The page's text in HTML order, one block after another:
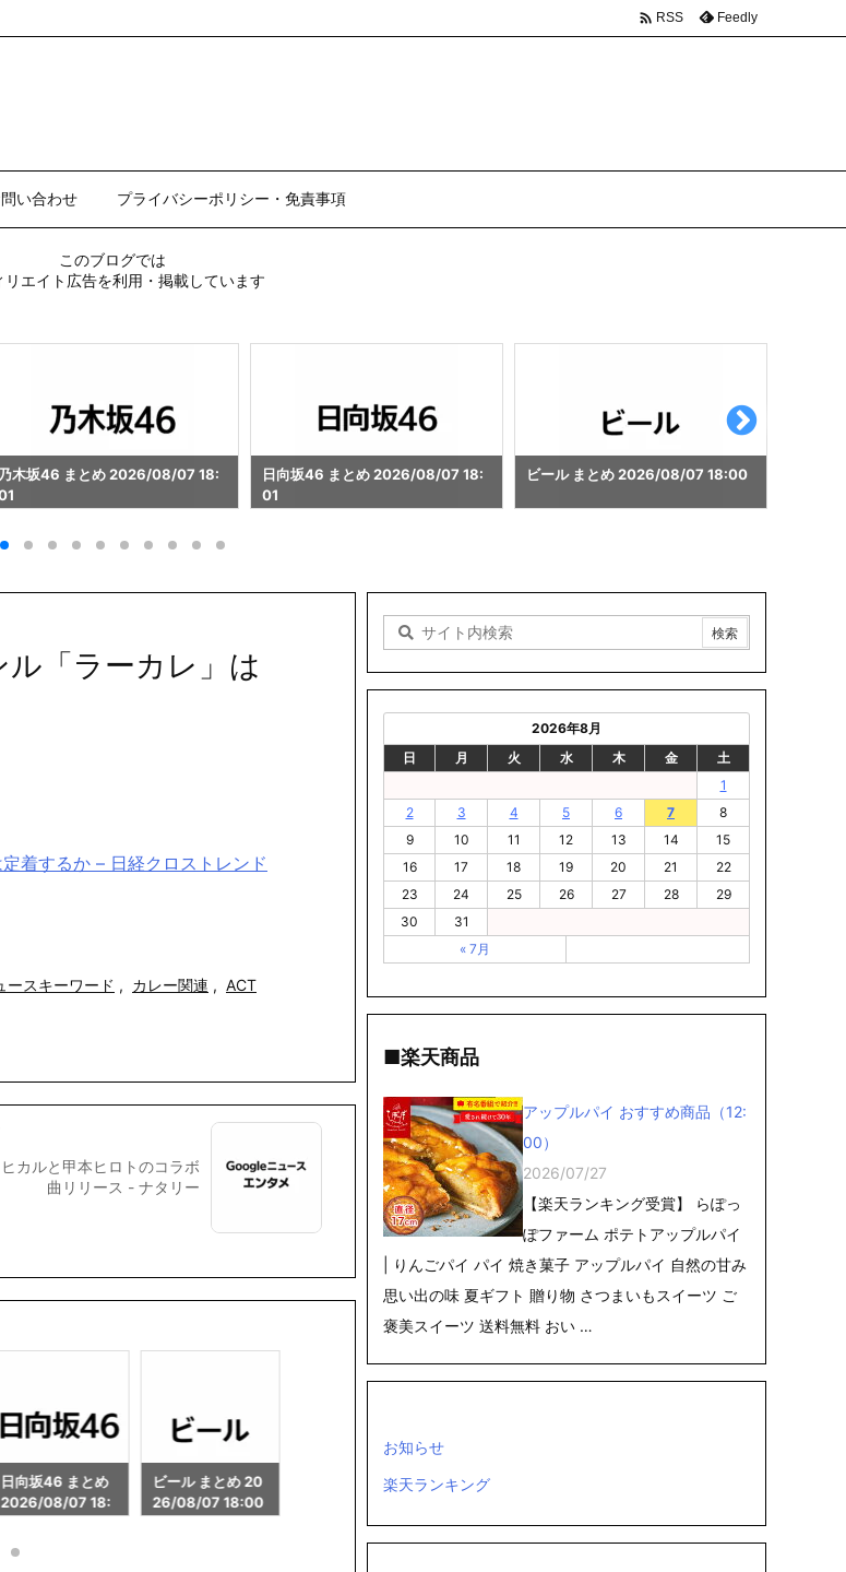
い合わせ プライバシーポリシー・免責事項
 RSS Feedly
このブログでは
リエイト広告を利用・掲載しています
日向坂46 まとめ 2026/08/07 18:
ビール まとめ 2026/08/07 18:00
ゲーミングパソコン まとめ 2026/0
「ラーカレ」は
着するか – 日経クロストレンド
ースキーワード , カレー関連 , ACT
カルと甲本ヒロトのコラボ
曲リリース - ナタリー
ビール まとめ 20
26/08/07 18:00
ゲーミングパソコ
ン まとめ 2026/0
秋葉原 まとめ 20
プラモデル まと
8:00
0
2026年8月
日
月 火 水 木 金
土
1
2
3 4 5 6 7
8
9
10 11 12 13 14
15
16
17 18 19 20 21
22
23
24 25 26 27 28
29
30
31
« 7月
■楽天商品
アップルパイ おすすめ商品（12:
00）
2026/07/27
【楽天ランキング受賞】 らぽっ
ぽファーム ポテトアップルパイ
| りんごパイ パイ 焼き菓子 アップルパイ 自然の甘み
思い出の味 夏ギフト 贈り物 さつまいもスイーツ ご
褒美スイーツ 送料無料 おい …
お知らせ
楽天ランキング